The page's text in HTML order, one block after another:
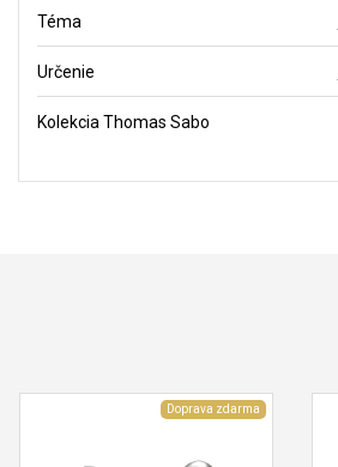
Téma
Určenie
Kolekcia Thomas Sabo
Doprava zdarma